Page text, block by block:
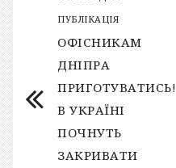
ПУБЛІКАЦІЯ
ОФІСНИКАМ
ДНІПРА
ПРИГОТУВАТИСЬ!
В УКРАЇНІ
ПОЧНУТЬ
ЗАКРИВАТИ